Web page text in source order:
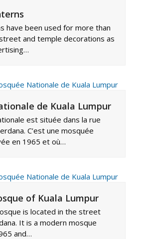
have been used for more than
and temple decorations as
de Kuala Lumpur
est située dans la rue
C’est une mosquée
en 1965 et où…
of Kuala Lumpur
is located in the street
It is a modern mosque
and…